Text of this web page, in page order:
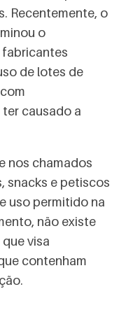
Recentemente, o
o
de lotes de
causado a
nos chamados
snacks e petiscos
uso permitido na
não existe
visa
contenham